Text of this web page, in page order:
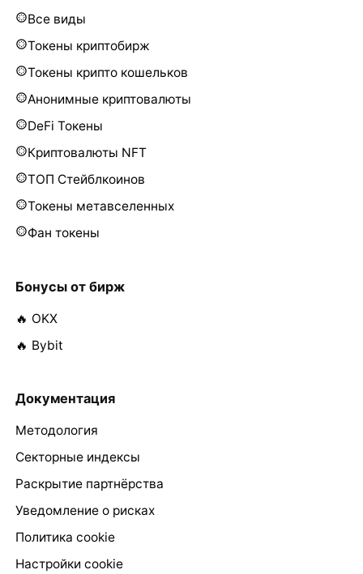
Все виды
Токены криптобирж
Токены крипто кошельков
Анонимные криптовалюты
DeFi Токены
Криптовалюты NFT
ТОП Стейблкоинов
Токены метавселенных
Фан токены
Бонусы от бирж
🔥 OKX
🔥 Bybit
Документация
Методология
Секторные индексы
Раскрытие партнёрства
Уведомление о рисках
Политика cookie
Настройки cookie